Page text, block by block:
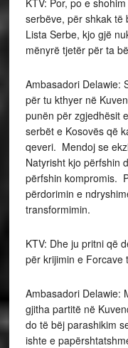
KTV: Por, po e
serbëve, për shkak të
Lista Serbe, kjo gjë
mënyrë tjetër për ta
Ambasadori Delawie:
për tu kthyer në
punën për zgjedhësit
serbët e Kosovës që
qeveri. Mendoj se
Natyrisht kjo përfshin
përfshin kompromis.
përdorimin e
transformimin.
KTV: Dhe ju pritni që
për krijimin e Forcave
Ambasadori Delawie:
gjitha partitë në
do të bëj parashikim
ishte e